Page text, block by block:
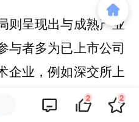
则呈现出与成熟产业
与者多为已上市公司
企业，例如深交所上
信，以及完成A+或B
波微鹏。国内公司普
2 2